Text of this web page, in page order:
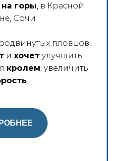
горы, в Красной
Сочи
пловцов,
и хочетулучшить
кролем, увеличить
.